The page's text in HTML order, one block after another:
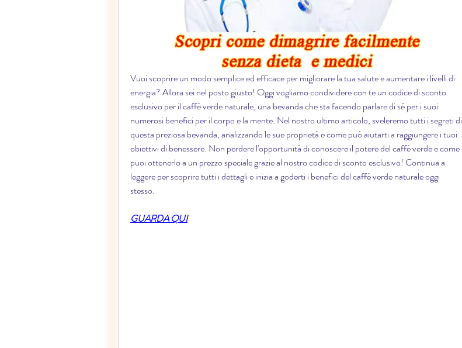
Vuoi scoprire un modo semplice ed efficace per migliorare la tua salute e aumentare i livelli di
energia? Allora sei nel posto giusto! Oggi vogliamo condividere con te un codice di sconto
esclusivo per il caffè verde naturale, una bevanda che sta facendo parlare di sé per i suoi
numerosi benefici per il corpo e la mente. Nel nostro ultimo articolo, sveleremo tutti i segreti di
questa preziosa bevanda, analizzando le sue proprietà e come può aiutarti a raggiungere i tuoi
obiettivi di benessere. Non perdere l'opportunità di conoscere il potere del caffè verde e come
puoi ottenerlo a un prezzo speciale grazie al nostro codice di sconto esclusivo! Continua a
leggere per scoprire tutti i dettagli e inizia a goderti i benefici del caffè verde naturale oggi
stesso.
GUARDA QUI